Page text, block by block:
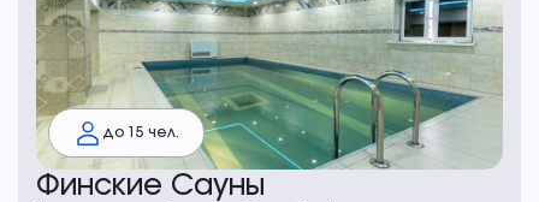
до 15 чел.
Финские Сауны